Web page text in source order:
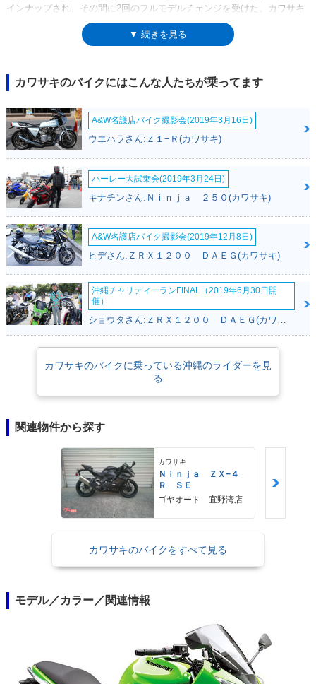
インナップされ、その間に2回のフルモデルチェンジを受けた。カワサキ
のマーケットコードによって分類すると、06年から08年までが
EX650A/B、2009年から11年までがEX650C/D、2012年から15年までが、
6n（ER650）と同じ。なお、ER-6fという名称は、主に欧州で使用された
もので、北米では「ニンジャ650R」や「ニンジャ650」と呼ばれていた。
だが、北米でもER-6fの名称で販売されたこともある。ER-6fは一貫して海
外向けモデルだったが、2017年から国内販売されたニンジャ650は、ER-
6fのエンジンを受け継いだフルカウルスポーツという面で、系譜に連なる
モデルといえた。
▼ 続きを見る
カワサキのバイクにはこんな人たちが乗ってます
A&W名護店バイク撮影会(2019年3月16日)
ウエハラさん:Ｚ１−Ｒ(カワサキ)
ハーレー大試乗会(2019年3月24日)
キナチンさん:Ｎｉｎｊａ ２５０(カワサキ)
A&W名護店バイク撮影会(2019年12月8日)
ヒデさん:ＺＲＸ１２００ ＤＡＥＧ(カワサキ)
沖縄チャリティーランFINAL（2019年6月30日開
催）
ショウタさん:ＺＲＸ１２００ ＤＡＥＧ(カワサキ)
カワサキのバイクに乗っている沖縄のライダーを見
る
関連物件から探す
カワサキ
Ｎｉｎｊａ ＺＸ−４
Ｒ ＳＥ
ゴヤオート 宜野湾店
カワサキのバイクをすべて見る
モデル／カラー／関連情報